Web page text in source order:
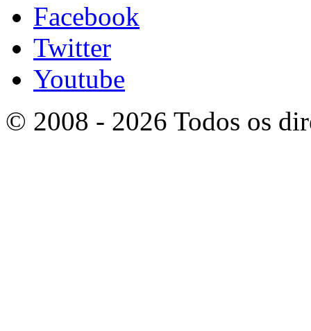
Facebook
Twitter
Youtube
© 2008 - 2026 Todos os